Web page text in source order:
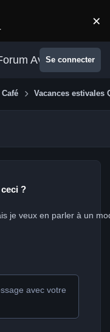
. ×
AvexSe connecter
Café Vacances estivales
?
avec votre